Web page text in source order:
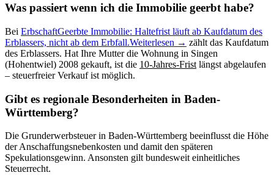
Was passiert wenn ich die Immobilie geerbt habe?
Bei ErbschaftGeerbte Immobilie: Haltefrist läuft ab Kaufdatum des
Erblassers, nicht ab dem Erbfall.Weiterlesen → zählt das Kaufdatum
des Erblassers. Hat Ihre Mutter die Wohnung in Singen
(Hohentwiel) 2008 gekauft, ist die 10-Jahres-Frist längst abgelaufen
– steuerfreier Verkauf ist möglich.
Gibt es regionale Besonderheiten in Baden-
Württemberg?
Die Grunderwerbsteuer in Baden-Württemberg beeinflusst die Höhe
der Anschaffungsnebenkosten und damit den späteren
Spekulationsgewinn. Ansonsten gilt bundesweit einheitliches
Steuerrecht.